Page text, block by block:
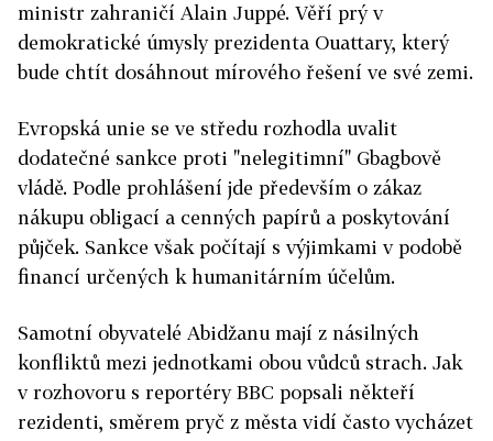
ministr zahraničí Alain Juppé. Věří prý v
demokratické úmysly prezidenta Ouattary, který
bude chtít dosáhnout mírového řešení ve své zemi.
Evropská unie se ve středu rozhodla uvalit
dodatečné sankce proti "nelegitimní" Gbagbově
vládě. Podle prohlášení jde především o zákaz
nákupu obligací a cenných papírů a poskytování
půjček. Sankce však počítají s výjimkami v podobě
financí určených k humanitárním účelům.
Samotní obyvatelé Abidžanu mají z násilných
konfliktů mezi jednotkami obou vůdců strach. Jak
v rozhovoru s reportéry BBC popsali někteří
rezidenti, směrem pryč z města vidí často vycházet